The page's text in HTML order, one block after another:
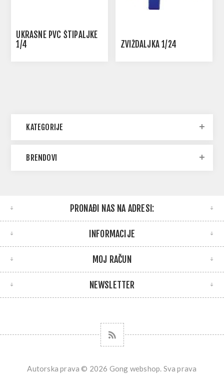
UKRASNE PVC ŠTIPALJKE
1/4
ZVIŽDALJKA 1/24
KATEGORIJE
BRENDOVI
PRONAĐI NAS NA ADRESI:
INFORMACIJE
MOJ RAČUN
NEWSLETTER
Autorska prava © 2026 Gong webshop. Sva prava